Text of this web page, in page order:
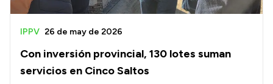
Inversión en Salud
Licitaciones
Con inversión provincial, 130 lotes suman
servicios en Cinco Saltos
IPPV 26 de may de 2026